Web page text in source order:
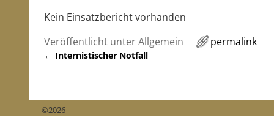
Kein Einsatzbericht vorhanden
Veröffentlicht unterAllgemein permalink
← Internistischer Notfall
©2026 -